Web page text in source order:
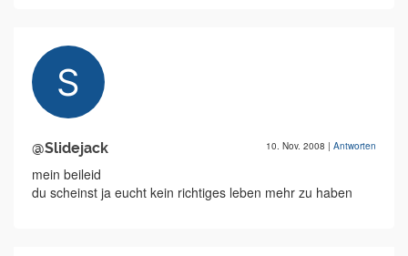
@Slidejack 10. Nov. 2008 | Antworten
mein beileid
du scheinst ja eucht kein richtiges leben mehr zu haben